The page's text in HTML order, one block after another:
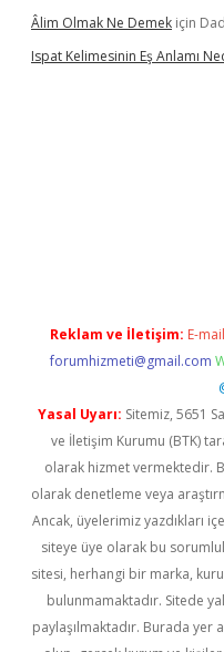
Âlim Olmak Ne Demek için
Ispat Kelimesinin Eş Anlamı
Reklam ve İletişim: E-
forumhizmeti@gmail.com
Yasal Uyarı: Sitemiz, 5651
ve İletişim Kurumu (BTK)
olarak hizmet vermektedir.
olarak denetleme veya
Ancak, üyelerimiz yazdıkları
siteye üye olarak bu
sitesi, herhangi bir marka,
bulunmamaktadır. Sitede
paylaşılmaktadır. Burada yer